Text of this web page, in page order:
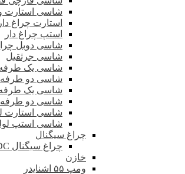
شاسی استارت
استارت چراغ دار
استپ چراغ دار
شاسی دوبل
شاسی جرثقیل
شاسی یک طرفه
شاسی دو طرفه
شاسی یک طرفه
شاسی دو طرفه
شاسی استارت
شاسی استپ
چراغ سیگنال
چراغ سیگنال DC
خازن
ومپ ۵۵ اشنایدر